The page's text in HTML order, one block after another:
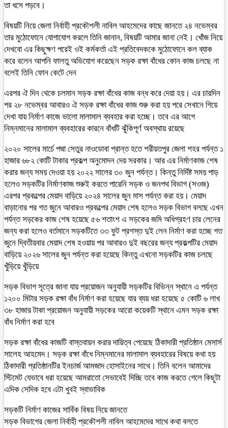
তা ধসে পড়বে।
বিষয়টি নিয়ে জেলা নির্বাহী প্রকৌশলী নাবিল আহমেদের কাছে জানতে ২৪ নভেম্বর
তার মুঠোফোনে যোগাযোগ করলে তিনি জানান, বিষয়টি আমার জানা নেই। খোঁজ নিয়ে
দেখবো এর কিছুক্ষণ পরেই ওই কর্মকর্তা এই প্রতিবেদককে মুঠোফোনে কল ব্যাক
করে বলেন আপনি ফালতু অভিযোগ করেছেন সড়ক রক্ষা বাঁধের কোন কাজ চলছে না
বলেই তিনি ফোন কেটে দেন
এরপর ঐ দিন থেকে চলমান সড়ক রক্ষা বাঁধের কাজ বন্ধ করে দেয়া হয়। এর চারদিন
পর ২৮ নভেম্বর আবারও ঐ সড়ক রক্ষা বাঁধের কাজ শুরু করা হয় পরে সেখানে গিয়ে
দেখা যায় নির্মাণ কাজে ভালো মালামাল ব্যবহার করা হচ্ছে। তবে এর আগে
নিম্নমানের মালামাল ব্যবহারের কারনে বাঁধটি ঝুঁকিপূর্ণ অবস্থায় রয়েছে
২০২০ সালের মার্চে পদ্মা সেতুর নাওডোবা প্রান্ত হতে শরীয়তপুর জেলা শহর পর্যন্ত ১
হাজার ৬৮২ কোটি টাকার প্রকল্প অনুমোদন দেয় সরকার। আর এর নির্মাণকাজ শেষ
করার জন্য সময় দেওয়া হয় ২০২২ সালের ৩০ জুন পর্যন্ত। কিন্তু নির্দিষ্ট সময় পাড়
হলেও সড়কটির নির্মাণকাজ শুরুই করতে পারেনি সড়ক ও জনপথ বিভাগ (সওজ)
এরপর প্রকল্পের মেয়াদ বাড়িয়ে ২০২৪ সালের জুন মাস পর্যন্ত করা হয়। মেয়াদ
বাড়ানোর পর গত জুনে আবারও প্রকল্পের মেয়াদ শেষ হলেও সড়ক বিভাগ বলছে এখন
পর্যন্ত সড়কের কাজ শেষ হয়েছে ৫৬ শতাংশ এ সড়কের জমি অধিগ্রহণ চার লেনের
জন্য করা হলেও বর্তমানে সড়কটিতে ৩৩ ফুট প্রশস্ত দুই লেন নির্মাণ করা হচ্ছে গত
জুনে দ্বিতীয়বার মেয়াদ শেষ হওয়ায় পর আবারও দুই বছরের জন্য প্রকল্পটির মেয়াদ
বাড়িয়ে ২০২৬ সালের জুন পর্যন্ত করা হয়েছে কিন্তু এখনো সড়কটির কাজ চলছে
খুঁড়িয়ে খুঁড়িয়ে
সড়ক বিভাগ সূত্রে জানা যায় প্রয়োজন অনুযায়ী সড়কটির বিভিন্ন স্থানে এ পর্যন্ত
১২০০ মিটার সড়ক রক্ষা বাঁধ নির্মাণ করা হয়েছে যার ব্যয় ধরা হয়েছে ৫ কোটি ৬ লাখ
৩৮ হাজার টাকা প্রয়োজন অনুযায়ী সড়কের আরো কয়েকটি স্থানে এমন সড়ক রক্ষা
বাঁধ নির্মাণ করা হবে
সড়ক রক্ষা বাঁধের কাজটি বাস্তবায়ন করার দায়িত্ব পেয়েছে ঠিকাদারী প্রতিষ্ঠান মেসার্স
সালেহ আহমেদ। সড়ক রক্ষা বাঁধে নিম্নমানের মালামাল ব্যবহারের বিষয়ে কথা হয়
ঠিকাদারী প্রতিষ্ঠানটির ইনচার্জ আমজাদ হোসাইনের সাথে। তিনি বলেন আমাদের
স্টিমেট যেভাবে ধরা হয়েছে আমরাতো সেভাবেই দিচ্ছি তবে কাজ করতে গেলে কিছুটা
এদিক সেদিক হবে এটা খুবই স্বাভাবিক
সড়কটি নির্মাণ কাজের সার্বিক বিষয় নিয়ে জানতে
সড়ক বিভাগের জেলা নির্বাহী প্রকৌশলী নাবিল আহমেদের সাথে কথা বলতে